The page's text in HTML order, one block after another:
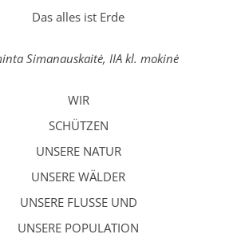
Das alles ist Erde
Simanauskaitė, IIA kl. mokinė
WIR
SCHÜTZEN
UNSERE NATUR
UNSERE WÄLDER
UNSERE FLUSSE UND
UNSERE POPULATION